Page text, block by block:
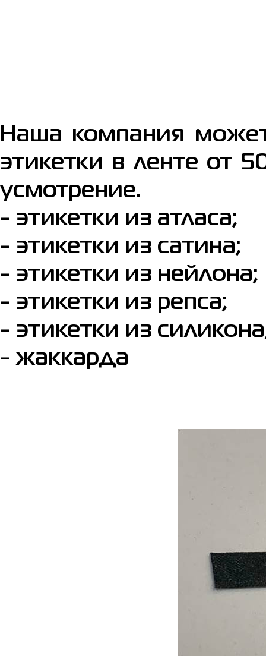
Наша компания
этикетки в ленте от
усмотрение.
- этикетки из атласа;
- этикетки из сатина;
- этикетки из нейлона;
- этикетки из репса;
- этикетки из
- жаккарда